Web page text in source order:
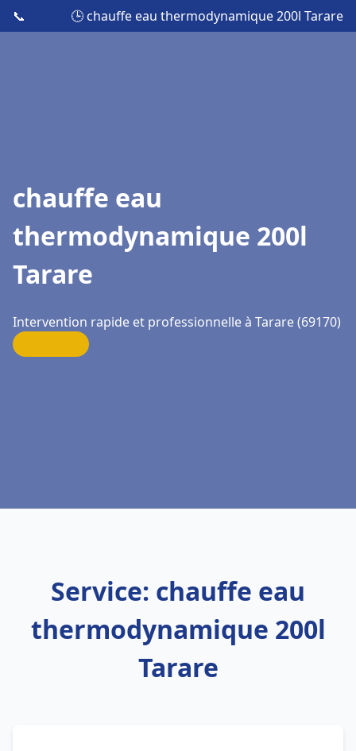
📞 🕒 chauffe eau thermodynamique 200l Tarare
chauffe eau
thermodynamique 200l
Tarare
Intervention rapide et professionnelle à Tarare (69170)
Service: chauffe eau
thermodynamique 200l
Tarare